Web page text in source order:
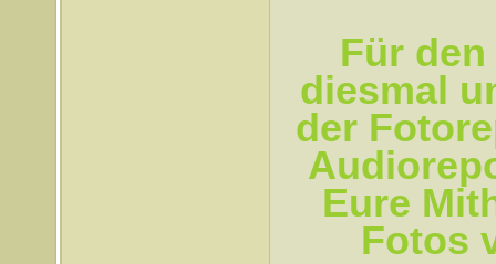
Für
diesmal
der
Eure
Fotos